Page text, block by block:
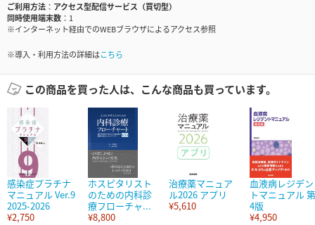
ご利用方法
アクセス型配信サービス（買切型）
同時使用端末数
1
※インターネット経由でのWEBブラウザによるアクセス参照
※導入・利用方法の詳細はこちら
この商品を買った人は、こんな商品も買っています。
感染症プラチナ
マニュアル Ver.9
2025-2026
¥2,750
ホスピタリスト
のための内科診
療フローチャ...
¥8,800
治療薬マニュア
ル2026 アプリ
¥5,610
血液病レジデン
トマニュアル 第
4版
¥4,950